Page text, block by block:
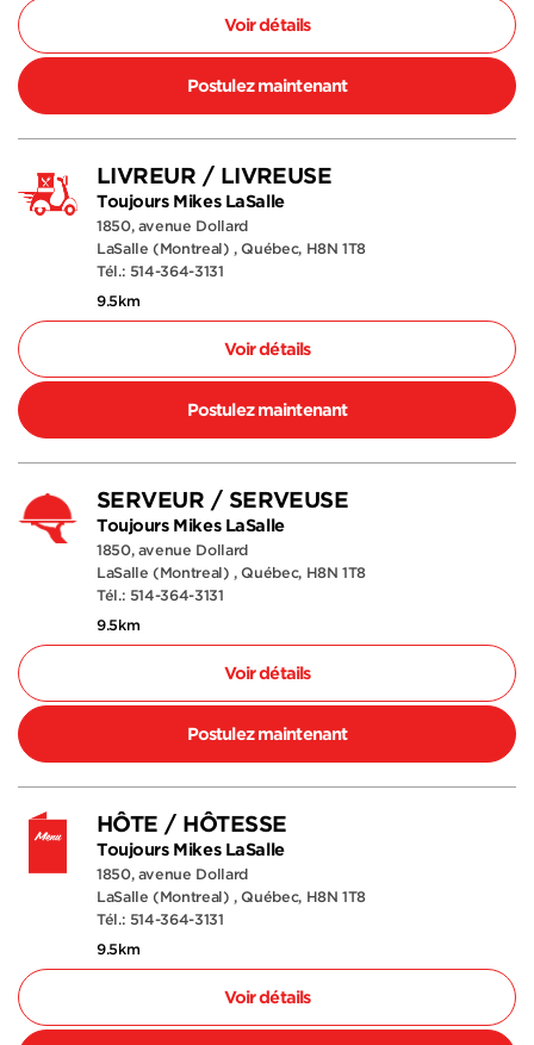
Voir détails
Postulez maintenant
LIVREUR / LIVREUSE
Toujours Mikes LaSalle
1850, avenue Dollard
LaSalle (Montreal) , Québec, H8N 1T8
Tél.: 514-364-3131
9.5km
Voir détails
Postulez maintenant
SERVEUR / SERVEUSE
Toujours Mikes LaSalle
1850, avenue Dollard
LaSalle (Montreal) , Québec, H8N 1T8
Tél.: 514-364-3131
9.5km
Voir détails
Postulez maintenant
HÔTE / HÔTESSE
Toujours Mikes LaSalle
1850, avenue Dollard
LaSalle (Montreal) , Québec, H8N 1T8
Tél.: 514-364-3131
9.5km
Voir détails